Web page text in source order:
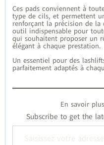
Ces pads conviennent à
type de cils, et permettent
renforçant la précision de
outil indispensable pour
qui souhaitent proposer un
élégant à chaque prestation.
Un essentiel pour des
parfaitement adaptés à
En savoir
Subscribe to get the
Saisissez votre adresse e-mail…